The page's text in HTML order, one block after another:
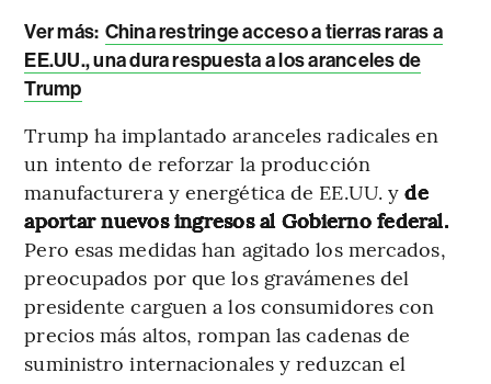
Ver más: China restringe acceso a tierras raras a
EE.UU., una dura respuesta a los aranceles de
Trump
Trump ha implantado aranceles radicales en
un intento de reforzar la producción
manufacturera y energética de EE.UU. yde
aportar nuevos ingresos al Gobierno federal.
Pero esas medidas han agitado los mercados,
preocupados por que los gravámenes del
presidente carguen a los consumidores con
precios más altos, rompan las cadenas de
suministro internacionales y reduzcan el